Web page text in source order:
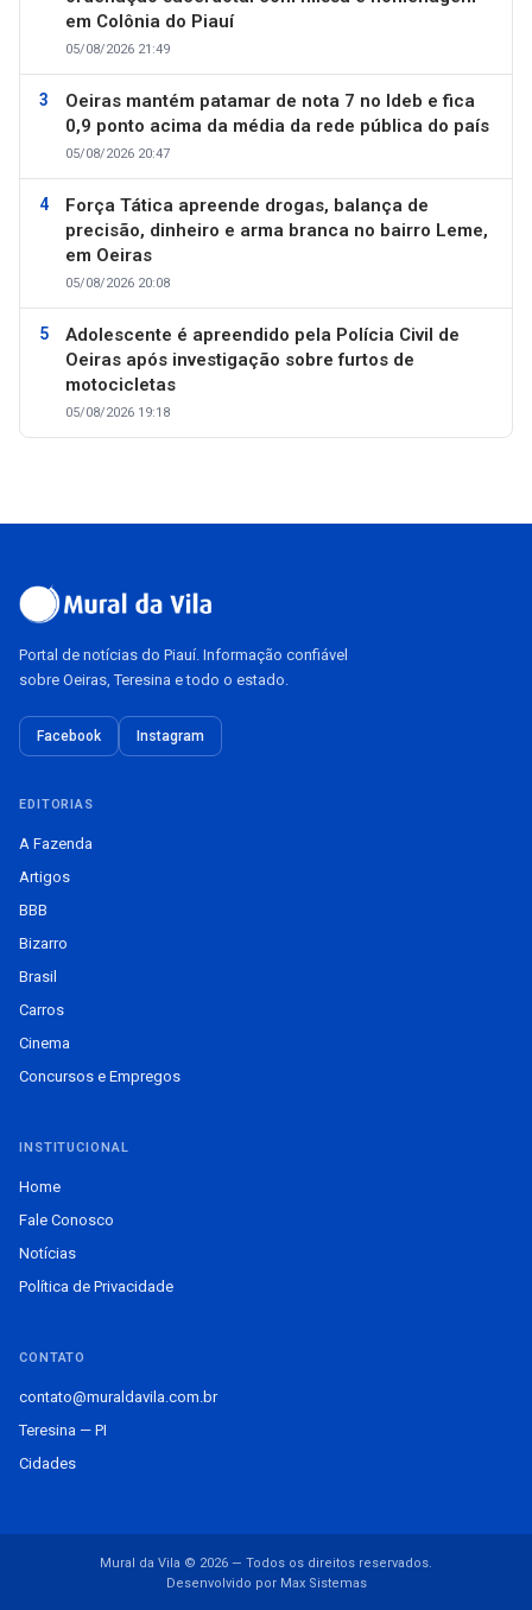
em Colônia do Piauí
05/08/2026 21:49
Oeiras mantém patamar de nota 7 no Ideb e fica
0,9 ponto acima da média da rede pública do país
05/08/2026 20:47
Força Tática apreende drogas, balança de
precisão, dinheiro e arma branca no bairro Leme,
em Oeiras
05/08/2026 20:08
Adolescente é apreendido pela Polícia Civil de
Oeiras após investigação sobre furtos de
motocicletas
05/08/2026 19:18
Portal de notícias do Piauí. Informação confiável
sobre Oeiras, Teresina e todo o estado.
Facebook Instagram
EDITORIAS
A Fazenda
Artigos
BBB
Bizarro
Brasil
Carros
Cinema
Concursos e Empregos
INSTITUCIONAL
Home
Fale Conosco
Notícias
Política de Privacidade
CONTATO
contato@muraldavila.com.br
Teresina — PI
Cidades
Mural da Vila © 2026 — Todos os direitos reservados.
Desenvolvido por Max Sistemas